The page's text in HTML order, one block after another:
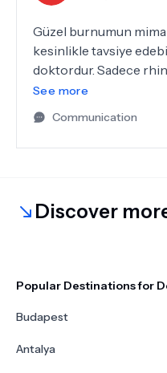
Güzel burnumun
kesinlikle tavsiye
doktordur. Sadece
genioplastyde de çok
tanıştığım hiç kimse
.İşinde çok başarılı
kontrollere de büyük
See more
Communication
Discover
Popular Destinations for
Budapest
Antalya